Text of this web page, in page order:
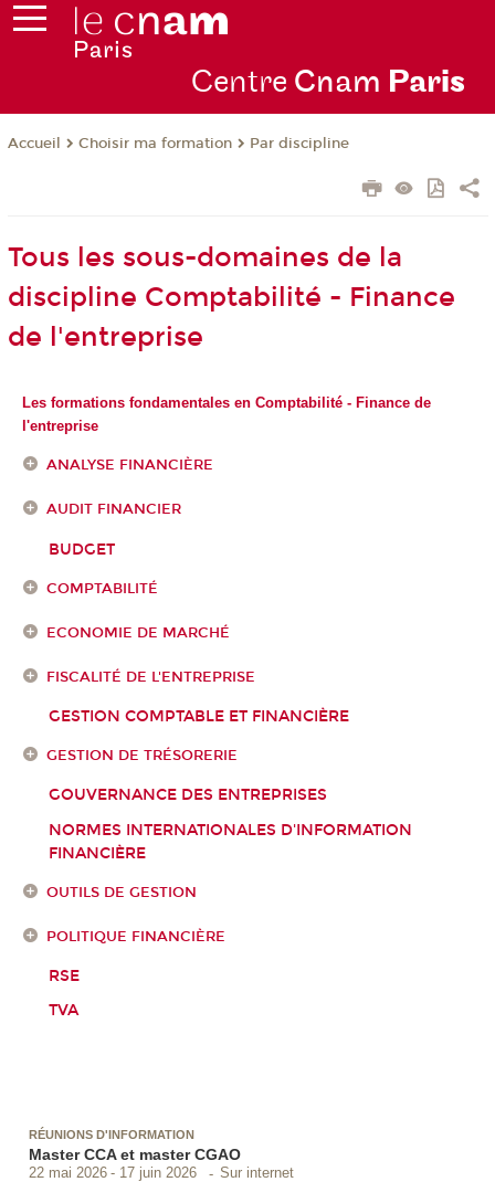
Centre Cnam Paris
Accueil Choisir ma formation Par discipline
Tous les sous-domaines de la
discipline Comptabilité - Finance
de l'entreprise
Les formations fondamentales en Comptabilité - Finance de
l'entreprise
ANALYSE FINANCIÈRE
AUDIT FINANCIER
BUDGET
COMPTABILITÉ
ECONOMIE DE MARCHÉ
FISCALITÉ DE L'ENTREPRISE
GESTION COMPTABLE ET FINANCIÈRE
GESTION DE TRÉSORERIE
GOUVERNANCE DES ENTREPRISES
NORMES INTERNATIONALES D'INFORMATION
FINANCIÈRE
OUTILS DE GESTION
POLITIQUE FINANCIÈRE
RSE
TVA
RÉUNIONS D'INFORMATION
Master CCA et master CGAO
22 mai 2026 17 juin 2026 Sur internet